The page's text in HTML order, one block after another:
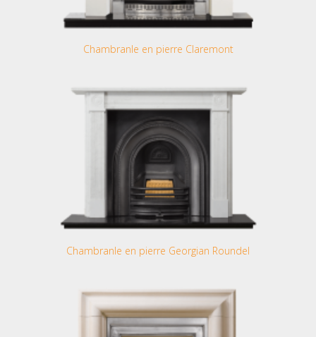
Chambranle en pierre Claremont
Chambranle en pierre Georgian Roundel